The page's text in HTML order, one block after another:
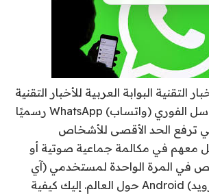
التقنية البوابة العربية للأخبار التقنية
أطلقت خدمة التراسل الفوري (واتساب) WhatsApp رسميًا
ترفع الحد الأقصى للأشخاص
معهم في مكالمة جماعية صوتية أو
8 أشخاص في المرة الواحدة لمستخدمي (آي
أوإس) iOS و (أندرويد) Android حول العالم. إليك كيفية